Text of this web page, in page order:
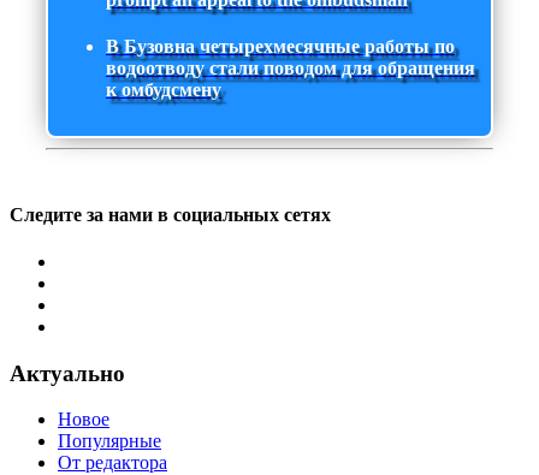
В Бузовна четырехмесячные работы по
водоотводу стали поводом для обращения
к омбудсмену
Следите за нами в социальных сетях
Актуально
Новое
Популярные
От редактора